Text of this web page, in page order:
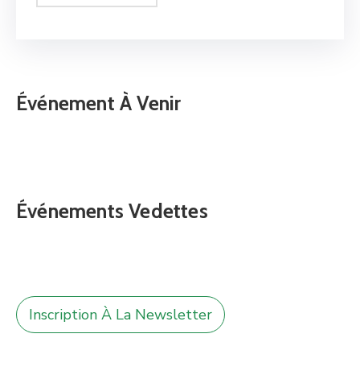
Événement À Venir
Événements Vedettes
Inscription À La Newsletter